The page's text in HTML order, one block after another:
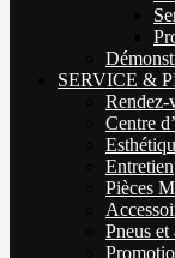
SERVICE &
Rendez-
Centre
Entretien
Pièces
Pneus et